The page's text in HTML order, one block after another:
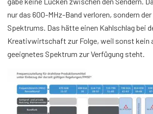
nur das 600-MHz-Band verloren, sondern
Spektrums. Das hätte einen Kahlschlag bei
Kreativwirtschaft zur Folge, weil sonst kein
geeignetes Spektrum zur Verfügung steht.